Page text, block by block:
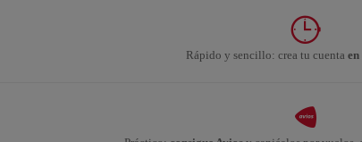
Rápido y sencillo: crea tu cuenta en